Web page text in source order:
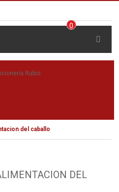
0
del caballo
DEL